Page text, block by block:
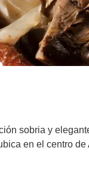
sobria y
en el centro